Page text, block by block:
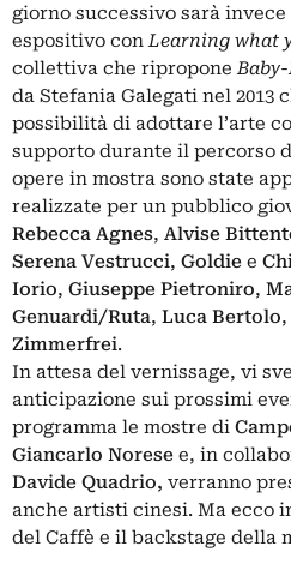
giorno successivo sarà
espositivo conLearning what
collettiva che ripropone
da Stefania Galegati nel 2013
possibilità di adottare l’arte
supporto durante il percorso
opere in mostra sono state
realizzate per un pubblico
Rebecca Agnes, Alvise
Serena Vestrucci, Goldie e
Iorio, Giuseppe Pietroniro,
Genuardi/Ruta, Luca Bertolo,
Zimmerfrei.
In attesa del vernissage, vi
anticipazione sui prossimi
programma le mostre di
Giancarlo Norese e, in
Davide Quadrio, verranno
anche artisti cinesi. Ma ecco
del Caffè e il backstage della